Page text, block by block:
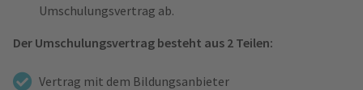
Umschulungsvertrag ab.
Der Umschulungsvertrag besteht aus 2 Teilen:
Vertrag mit dem Bildungsanbieter